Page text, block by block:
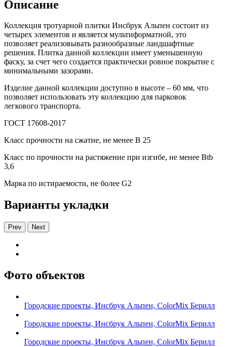
Описание
Коллекция тротуарной плитки Инсбрук Альпен состоит из
четырех элементов и является мультиформатной, это
позволяет реализовывать разнообразные ландшафтные
решения. Плитка данной коллекции имеет уменьшенную
фаску, за счет чего создается практически ровное покрытие с
минимальными зазорами.
Изделие данной коллекции доступно в высоте – 60 мм, что
позволяет использовать эту коллекцию для парковок
легкового транспорта.
ГОСТ 17608-2017
Класс прочности на сжатие, не менее В 25
Класс по прочности на растяжение при изгибе, не менее Вtb
3,6
Марка по истираемости, не более G2
Варианты укладки
Prev Next
Фото объектов
Городские проекты, Инсбрук Альпен, ColorMix Берилл
Городские проекты, Инсбрук Альпен, ColorMix Берилл
Городские проекты, Инсбрук Альпен, ColorMix Берилл